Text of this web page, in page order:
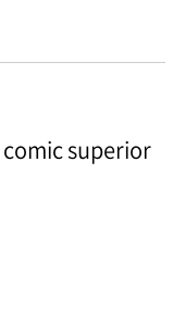
comic superior